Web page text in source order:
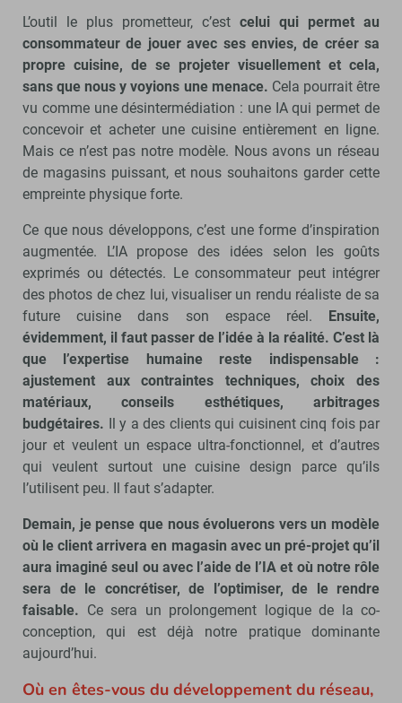
L’outil le plus prometteur, c’est celui qui permet au
consommateur de jouer avec ses envies, de créer sa
propre cuisine, de se projeter visuellement et cela,
sans que nous y voyions une menace. Cela pourrait être
vu comme une désintermédiation : une IA qui permet de
concevoir et acheter une cuisine entièrement en ligne.
Mais ce n’est pas notre modèle. Nous avons un réseau
de magasins puissant, et nous souhaitons garder cette
empreinte physique forte.
Ce que nous développons, c’est une forme d’inspiration
augmentée. L’IA propose des idées selon les goûts
exprimés ou détectés. Le consommateur peut intégrer
des photos de chez lui, visualiser un rendu réaliste de sa
future cuisine dans son espace réel. Ensuite,
évidemment, il faut passer de l’idée à la réalité. C’est là
que l’expertise humaine reste indispensable :
ajustement aux contraintes techniques, choix des
matériaux, conseils esthétiques, arbitrages
budgétaires. Il y a des clients qui cuisinent cinq fois par
jour et veulent un espace ultra-fonctionnel, et d’autres
qui veulent surtout une cuisine design parce qu’ils
l’utilisent peu. Il faut s’adapter.
Demain, je pense que nous évoluerons vers un modèle
où le client arrivera en magasin avec un pré-projet qu’il
aura imaginé seul ou avec l’aide de l’IA et où notre rôle
sera de le concrétiser, de l’optimiser, de le rendre
faisable. Ce sera un prolongement logique de la co-
conception, qui est déjà notre pratique dominante
aujourd’hui.
Où en êtes-vous du développement du réseau,